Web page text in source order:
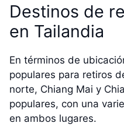
Destinos de
en Tailandia
En términos de
populares para retiros
norte, Chiang Mai y
populares, con una
en ambos lugares.